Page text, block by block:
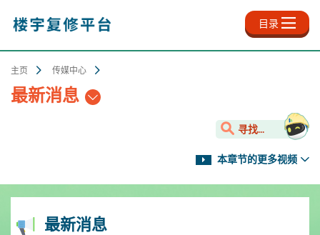
内
目录
主页 传媒中心
最新消息
寻找...
本章节的更多视频
最新消息